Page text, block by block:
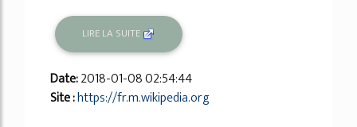
LIRE LA SUITE
Date:2018-01-08 02:54:44
Site :https://fr.m.wikipedia.org